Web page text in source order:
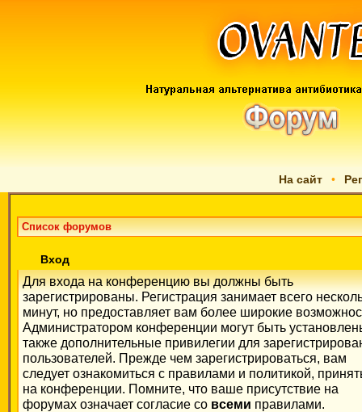
На сайт •
Список форумов
Вход
Для входа на конференцию вы должны быть
зарегистрированы. Регистрация занимает всего
минут, но предоставляет вам более широкие
Администратором конференции могут быть
также дополнительные привилегии для
пользователей. Прежде чем зарегистрироваться, вам
следует ознакомиться с правилами и политикой,
на конференции. Помните, что ваше присутствие на
форумах означает согласие со всеми правилами.